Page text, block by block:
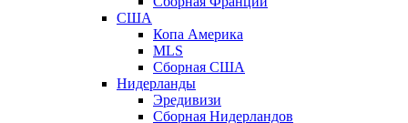
США
Копа Америка
MLS
Сборная США
Нидерланды
Эредивизи
Сборная Нидерландов